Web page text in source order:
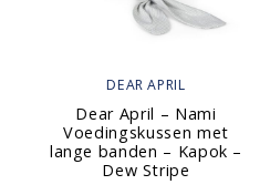
DEAR APRIL
Dear April – Nami
Voedingskussen met
lange banden – Kapok –
Dew Stripe